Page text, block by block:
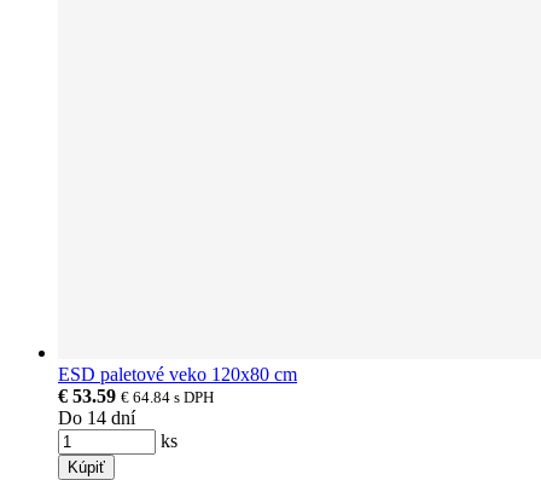
ESD paletové veko 120x80 cm
€ 53.59 € 64.84 s DPH
Do 14 dní
ks
Kúpiť